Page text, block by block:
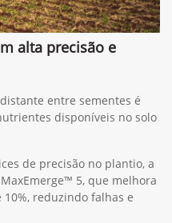
alta precisão e
entre sementes é
disponíveis no solo
de precisão no plantio, a
5, que melhora
reduzindo falhas e